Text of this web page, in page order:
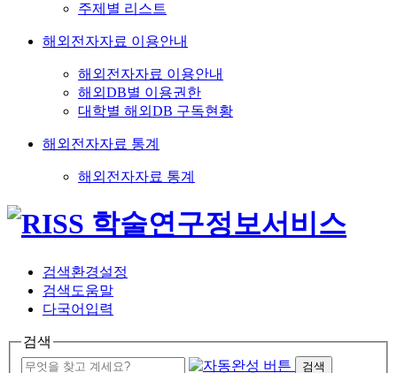
주제별 리스트
해외전자자료 이용안내
해외전자자료 이용안내
해외DB별 이용권한
대학별 해외DB 구독현황
해외전자자료 통계
해외전자자료 통계
검색환경설정
검색도움말
다국어입력
검색
검색